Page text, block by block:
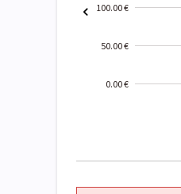
100.00 €
50.00 €
0.00 €
01-02